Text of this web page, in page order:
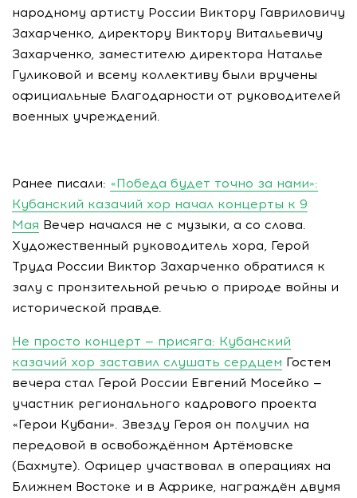
народному артисту России Виктору Гавриловичу
Захарченко, директору Виктору Витальевичу
Захарченко, заместителю директора Наталье
Гуликовой и всему коллективу были вручены
официальные Благодарности от руководителей
военных учреждений.
Ранее писали: «Победа будет точно за нами»:
Кубанский казачий хор начал концерты к 9
Мая Вечер начался не с музыки, а со слова.
Художественный руководитель хора, Герой
Труда России Виктор Захарченко обратился к
залу с пронзительной речью о природе войны и
исторической правде.
Не просто концерт — присяга: Кубанский
казачий хор заставил слушать сердцем Гостем
вечера стал Герой России Евгений Мосейко —
участник регионального кадрового проекта
«Герои Кубани». Звезду Героя он получил на
передовой в освобождённом Артёмовске
(Бахмуте). Офицер участвовал в операциях на
Ближнем Востоке и в Африке, награждён двумя